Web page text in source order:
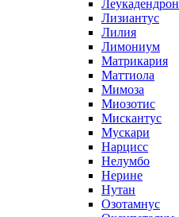
Леукадендрон
Лизиантус
Лилия
Лимониум
Матрикария
Маттиола
Мимоза
Миозотис
Мискантус
Мускари
Нарцисс
Нелумбо
Нерине
Нутан
Озотамнус